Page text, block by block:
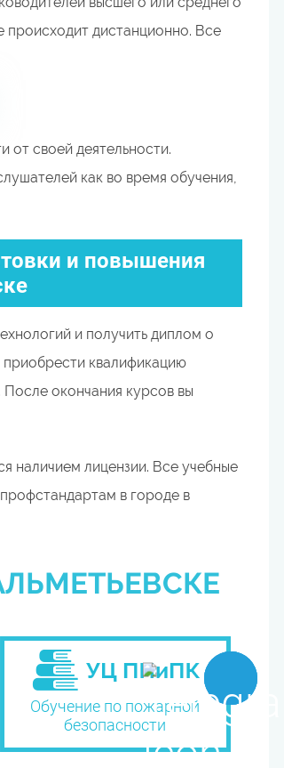
происходит дистанционно. Все
от своей деятельности.
как во время обучения,
и повышения
и получить диплом о
квалификацию
окончания курсов вы
наличием лицензии. Все учебные
в городе в
Обучение по пожарной
безопасности